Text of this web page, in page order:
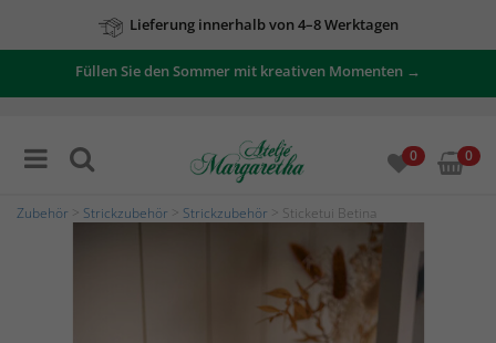
Lieferung innerhalb von 4–8 Werktagen
Zu unseren Angeboten
Füllen Sie den Sommer mit kreativen Momenten →
0 0
Zubehör Strickzubehör Strickzubehör > Sticketui Betina